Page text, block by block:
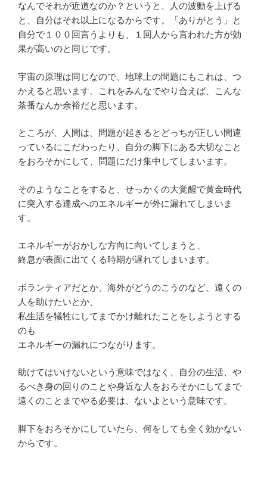
なんでそれが近道なのか？というと、人の波動を上げる
と、自分はそれ以上になるからです。「ありがとう」と
自分で１００回言うよりも、１回人から言われた方が効
果が高いのと同じです。
宇宙の原理は同じなので、地球上の問題にもこれは、つ
かえると思います。
これをみんなでやり合えば、こんな
茶番なんか余裕だと思います。
ところが、人間は、問題が起きるとどっちが正しい間違
っているにこだわったり、自分の脚下にある大切なこと
をおろそかにして、問題にだけ集中してしまいます。
そのようなことをすると、せっかくの大覚醒で黄金時代
に突入する達成へのエネルギーが外に漏れてしまいま
す。
エネルギーがおかしな方向に向いてしまうと、
終息が表面に出てくる時期が遅れてしまいます。
ボランティアだとか、海外がどうのこうのなど、遠くの
人を助けたいとか、
私生活を犠牲にしてまでかけ離れたことをしようとする
のも
エネルギーの漏れにつながります。
助けてはいけないという意味ではなく、自分の生活、や
るべき身の回りのことや身近な人をおろそかにしてまで
遠くのことまでやる必要は、ないよという意味です。
脚下をおろそかにしていたら、何をしても全く効かない
からです。